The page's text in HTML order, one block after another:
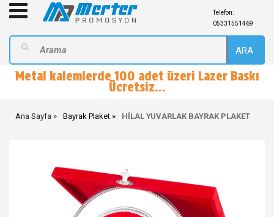
Telefon:
05331551469
ARA
Metal kalemlerde 100 adet üzeri Lazer Baskı
Ücretsiz...
Ana Sayfa Bayrak Plaket HİLAL YUVARLAK BAYRAK PLAKET